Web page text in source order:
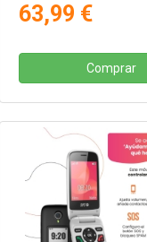
63,99 €
Comprar